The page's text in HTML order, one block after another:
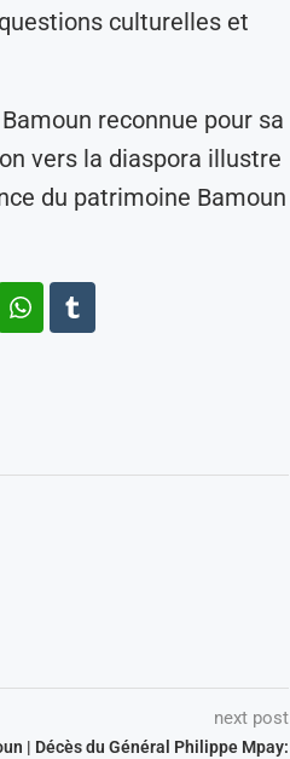
culturelles et
reconnue pour sa
vers la diaspora illustre
du patrimoine Bamoun
next post
| Décès du Général Philippe Mpay: